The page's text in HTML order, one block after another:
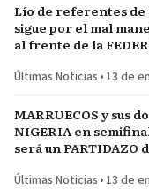
Lío de referentes de
sigue por el mal
al frente de la
Últimas Noticias • 13 de
MARRUECOS y sus
NIGERIA en
será un
Últimas Noticias • 13 de